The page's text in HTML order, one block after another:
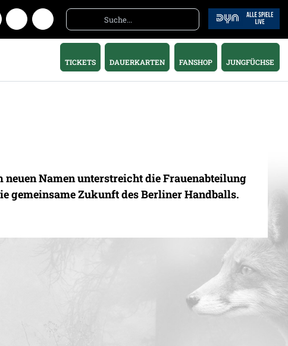
TICKETS DAUERKARTEN FANSHOP JUNGFÜCHSE
Namen unterstreicht die Frauenabteilung
gemeinsame Zukunft des Berliner Handballs.